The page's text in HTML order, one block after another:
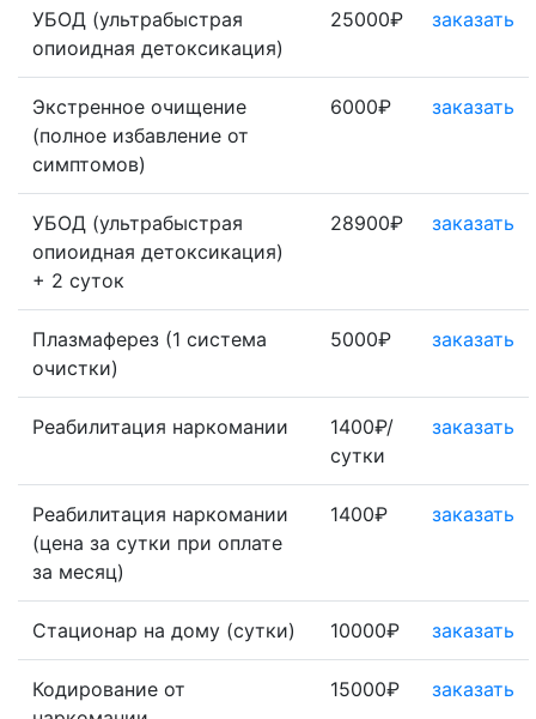
УБОД (ультрабыстрая
опиоидная детоксикация)
25000₽ заказать
Экстренное очищение
(полное избавление от
симптомов)
6000₽ заказать
УБОД (ультрабыстрая
опиоидная детоксикация)
+ 2 суток
28900₽ заказать
Плазмаферез (1 система
очистки)
5000₽ заказать
Реабилитация наркомании
1400₽/
сутки
заказать
Реабилитация наркомании
(цена за сутки при оплате
за месяц)
1400₽ заказать
Стационар на дому (сутки) 10000₽ заказать
Кодирование от
15000₽ заказать